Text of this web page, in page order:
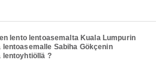
lento lentoasemalta Kuala Lumpurin
Sabiha Gökçenin
lentoyhtiöllä ?